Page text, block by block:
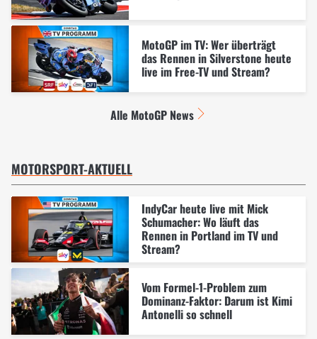
MotoGP im TV: Wer überträgt
das Rennen in Silverstone heute
live im Free-TV und Stream?
Alle MotoGP News
MOTORSPORT-AKTUELL
IndyCar heute live mit Mick
Schumacher: Wo läuft das
Rennen in Portland im TV und
Stream?
Vom Formel-1-Problem zum
Dominanz-Faktor: Darum ist Kimi
Antonelli so schnell